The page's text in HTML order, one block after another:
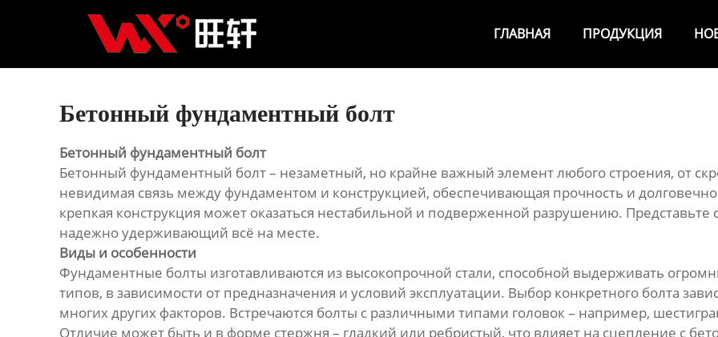
ГЛАВНАЯ ПРОДУКЦИЯ
Бетонный фундаментный болт
Бетонный фундаментный болт
Бетонный фундаментный болт – незаметный, но крайне важный элемент любого строения, от
невидимая связь между фундаментом и конструкцией, обеспечивающая прочность и
крепкая конструкция может оказаться нестабильной и подверженной разрушению. Представьте
надежно удерживающий всё на месте.
Виды и особенности
Фундаментные болты изготавливаются из высокопрочной стали, способной выдерживать
типов, в зависимости от предназначения и условий эксплуатации. Выбор конкретного болта
многих других факторов. Встречаются болты с различными типами головок – например,
Отличие может быть и в форме стержня – гладкий или ребристый, что влияет на сцепление с